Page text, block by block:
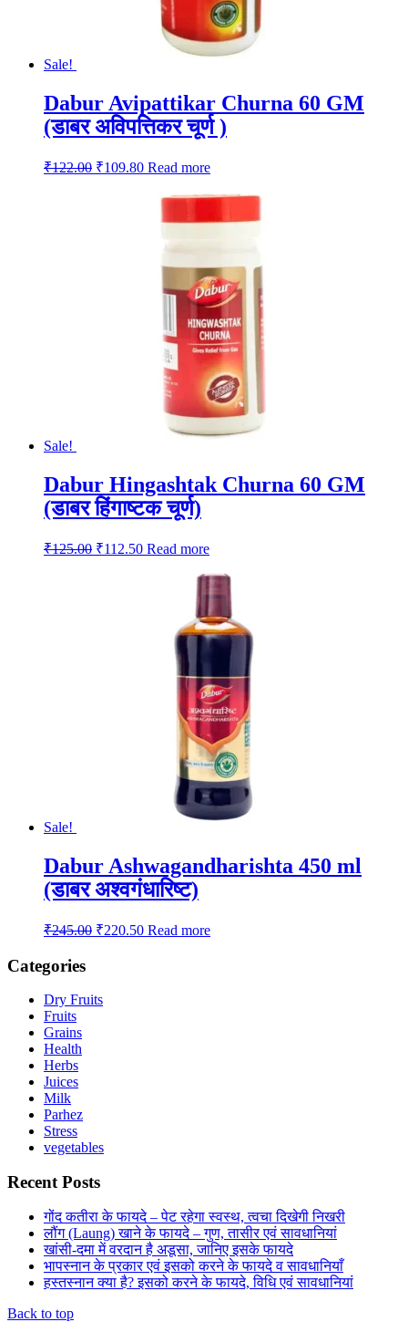
Sale!
Dabur Avipattikar Churna 60 GM
(डाबर अविपत्तिकर चूर्ण )
₹122.00 Original
₹109.80Current
Read more
Sale!
Dabur Hingashtak Churna 60 GM
(डाबर हिंगाष्टक चूर्ण)
₹125.00 Original
₹112.50Current
Read more
Sale!
Dabur Ashwagandharishta 450 ml
(डाबर अश्वगंधारिष्ट)
₹245.00 Original
₹220.50Current
Read more
Categories
Dry Fruits
Fruits
Grains
Health
Herbs
Juices
Milk
Parhez
Stress
vegetables
Recent Posts
गोंद कतीरा के फायदे – पेट रहेगा स्वस्थ, त्वचा दिखेगी निखरी
लौंग (Laung) खाने के फायदे – गुण, तासीर एवं सावधानियां
खांसी-दमा में वरदान है अडूसा, जानिए इसके फायदे
भापस्नान के प्रकार एवं इसको करने के फायदे व सावधानियाँ
हस्तस्नान क्या है? इसको करने के फायदे, विधि एवं सावधानियां
Back to top